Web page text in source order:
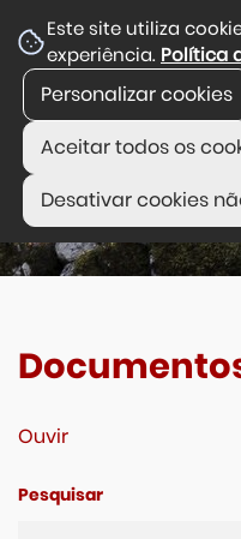
Este site utiliza
experiência. Política
Personalizar cookies
Aceitar todos os
Desativar cookies
Ouvir
Pesquisar